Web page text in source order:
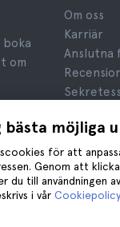
möjliga
för att
Genom att
du till användningen
i vår Cookiepolicy
om
Om oss
Karriär
Anslutna
Sekretess
Juridisk
Cookies